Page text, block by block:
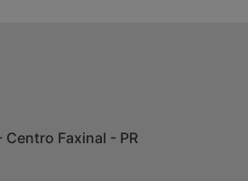
Centro Faxinal - PR